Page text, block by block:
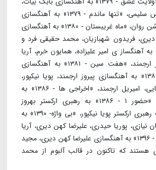
«النور - ۱۳۷۹» با همراهی عباس سلیمی، «تنها ماندم - ۱۳۷۹» به آهنگسازی
همایون خرم و تنظیم کامبیز روشن روان، «ماه غریبستان - ۱۳۸۰» به آهنگسازی
فریدون شهبازیان، محمد حقیقی فرد و
ی امیر علیزاده، همایون خرم، آریا
عظیمی نژاد، بابک بیات، پیروز ارجمند، «هفت سین - ۱۳۸۱» به آهنگسازی
کامبیز روشن روان، «برکت - ۱۳۸۴» به آهنگسازی پیروز ارجمند، پویا نیکپور،
علیرضا کهن دیری، کامیل یغمایی، امیریل ارجمند، «اخراجی ها - ۱۳۸۶» به
آهنگسازی فریدون شهبازیان، «حضور ۱ - ۱۳۸۶» به رهبری ارکستر بهروز
صفاریان، «حضور ۲ - ۱۳۸۹» به رهبری ارکستر پویا نیکپور، «بی واژه- ۱۳۹۰» به
نیازی، پوریا حیدری، علیرضا کهن دیری، آریا
عظیمی نژاد، پویا نیکپور، «شِکوه - ۱۳۹۶» به آهنگسازی علیرضا کهن دیری، مجید
هستند که تاکنون در قالب آلبوم از محمد